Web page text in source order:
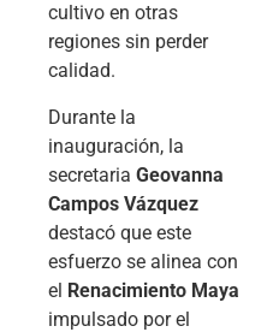
cultivo en otras
regiones sin perder
calidad.
Durante la
inauguración, la
secretaria Geovanna
Campos Vázquez
destacó que este
esfuerzo se alinea con
el Renacimiento Maya
impulsado por el